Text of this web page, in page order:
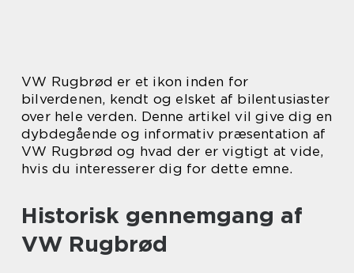
VW Rugbrød er et ikon inden for
bilverdenen, kendt og elsket af bilentusiaster
over hele verden. Denne artikel vil give dig en
dybdegående og informativ præsentation af
VW Rugbrød og hvad der er vigtigt at vide,
hvis du interesserer dig for dette emne.
Historisk gennemgang af
VW Rugbrød